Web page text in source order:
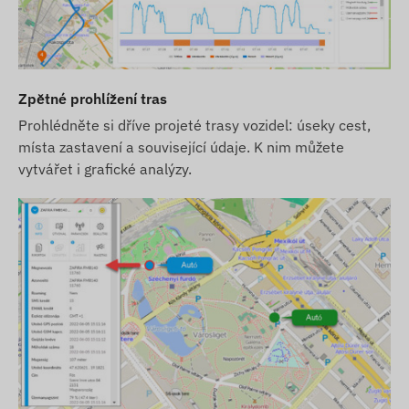
Zpětné prohlížení tras
Prohlédněte si dříve projeté trasy vozidel: úseky cest,
místa zastavení a související údaje. K nim můžete
vytvářet i grafické analýzy.